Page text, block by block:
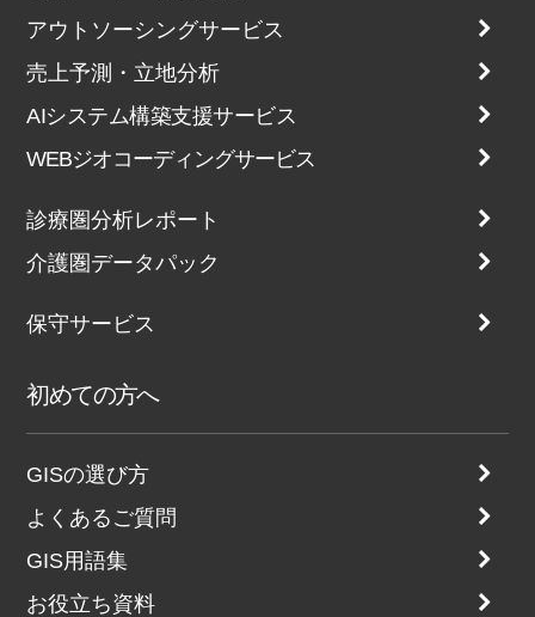
アウトソーシングサービス
売上予測・立地分析
AIシステム構築支援サービス
WEBジオコーディングサービス
診療圏分析レポート
介護圏データパック
保守サービス
初めての方へ
GISの選び方
よくあるご質問
GIS用語集
お役立ち資料